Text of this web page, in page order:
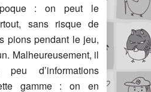
: on peut le
sans risque de
pions pendant le jeu,
Malheureusement, il
d’informations
gamme : on en